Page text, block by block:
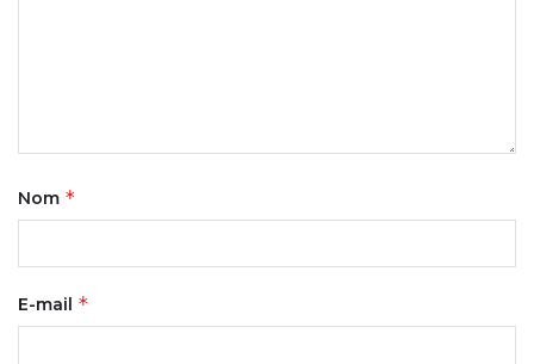
Nom *
E-mail *